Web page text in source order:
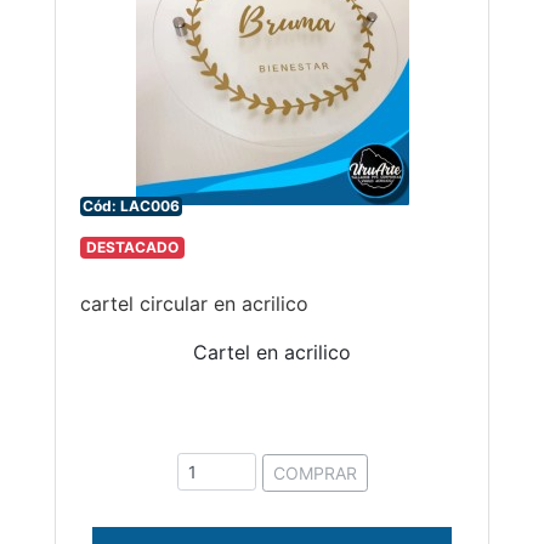
Cód: LAC006
DESTACADO
cartel circular en acrilico
Cartel en acrilico
COMPRAR